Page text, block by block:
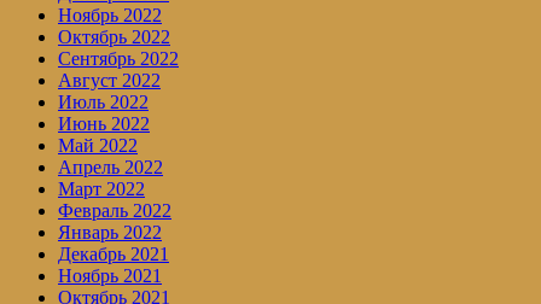
Ноябрь 2022
Октябрь 2022
Сентябрь 2022
Август 2022
Июль 2022
Июнь 2022
Май 2022
Апрель 2022
Март 2022
Февраль 2022
Январь 2022
Декабрь 2021
Ноябрь 2021
Октябрь 2021